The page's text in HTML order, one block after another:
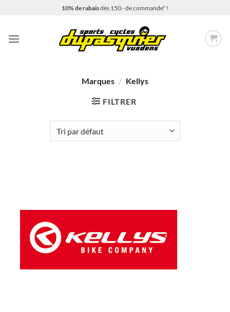
10% de rabaisdès 150.- de commande* !
Marques / Kellys
FILTRER